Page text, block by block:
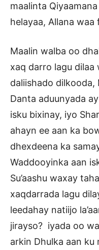
maalinta
helayaa, Allana
Maalin walba oo
xaq darro lagu dilaa
daliishado dilkooda,
Danta aduunyada
isku bixinay, iyo
ahayn ee aan ka
dhexdeena ka
Waddooyinka aan
Su’aashu waxay
xaqdarrada lagu
leedahay natiijo
jirayso? iyada oo
arkin Dhulka aan ku